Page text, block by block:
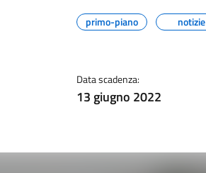
primo-piano notizie
Data scadenza:
13 giugno 2022